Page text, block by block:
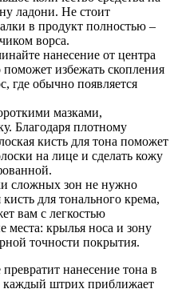
ладони. Не стоит
в продукт полностью –
ворса.
нанесение от центра
избежать скопления
где обычно появляется
мазками,
Благодаря плотному
кисть для тона поможет
на лице и сделать кожу
сложных зон не нужно
для тонального крема,
вам с легкостью
места: крылья носа и зону
точности покрытия.
нанесение тона в
каждый штрих приближает